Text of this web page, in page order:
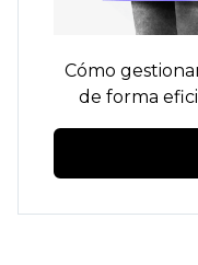
Cómo
de forma